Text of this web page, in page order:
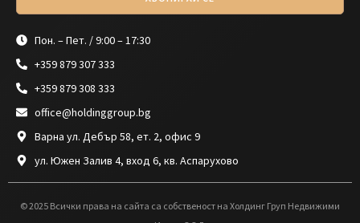
Пон. – Пет. / 9:00 – 17:30
+359 879 307 333
+359 879 308 333
office@holdinggroup.bg
Варна ул. Дебър 58, ет. 2, офис 9
ул. Южен Залив 4, вход 6, кв. Аспарухово
© 2025 Всички права на сайта са собственост на Холдинг Груп Недвижими